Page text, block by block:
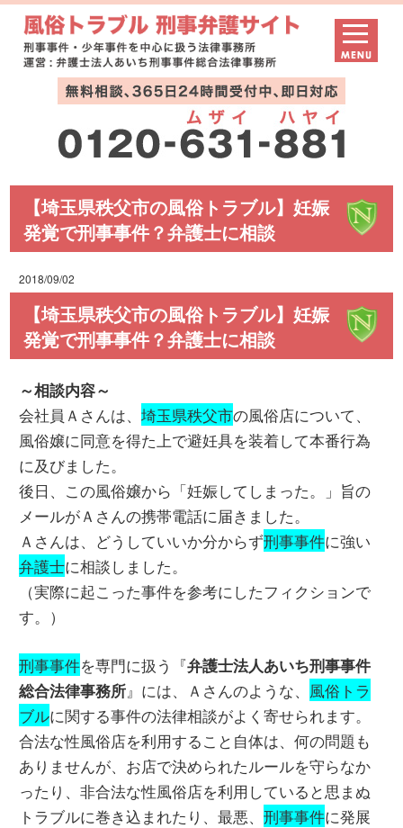
【埼玉県秩父市の風俗トラブル】妊娠
発覚で刑事事件？弁護士に相談
2018/09/02
【埼玉県秩父市の風俗トラブル】妊娠
発覚で刑事事件？弁護士に相談
～相談内容～
会社員Ａさんは、埼玉県秩父市の風俗店について、
風俗嬢に同意を得た上で避妊具を装着して本番行為
に及びました。
後日、この風俗嬢から「妊娠してしまった。」旨の
メールがＡさんの携帯電話に届きました。
Ａさんは、どうしていいか分からず刑事事件に強い
弁護士に相談しました。
（実際に起こった事件を参考にしたフィクションで
す。）
刑事事件を専門に扱う『弁護士法人あいち刑事事件
総合法律事務所』には、Ａさんのような、 風俗トラ
ブルに関する事件の法律相談がよく寄せられます。
合法な性風俗店を利用すること自体は、何の問題も
ありませんが、お店で決められたルールを守らなか
ったり、非合法な性風俗店を利用していると思まぬ
トラブルに巻き込まれたり、最悪、刑事事件に発展